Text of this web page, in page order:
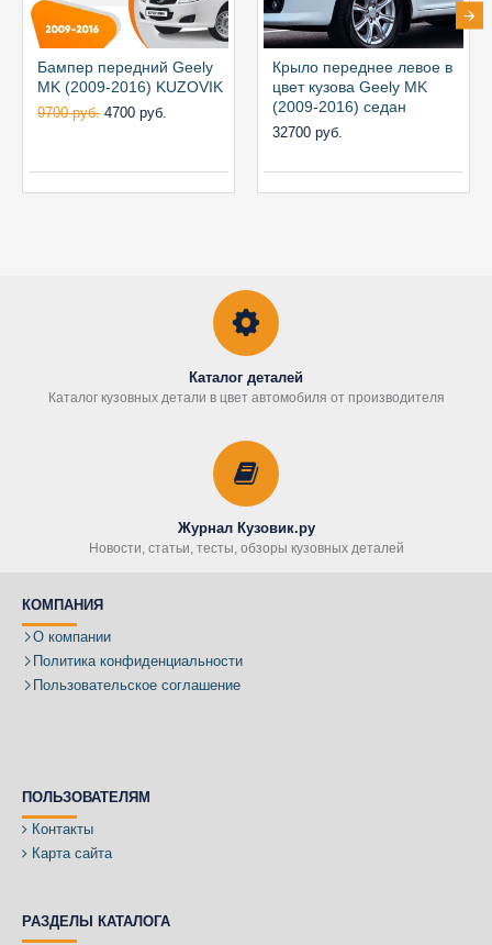
Бампер передний Geely
MK (2009-2016) KUZOVIK
9700 руб. 4700 руб.
Крыло переднее левое в
цвет кузова Geely MK
(2009-2016) седан
32700 руб.
Каталог деталей
Каталог кузовных детали в цвет автомобиля от производителя
Журнал Кузовик.ру
Новости, статьи, тесты, обзоры кузовных деталей
КОМПАНИЯ
О компании
Политика конфиденциальности
Пользовательское соглашение
ПОЛЬЗОВАТЕЛЯМ
Контакты
Карта сайта
РАЗДЕЛЫ КАТАЛОГА